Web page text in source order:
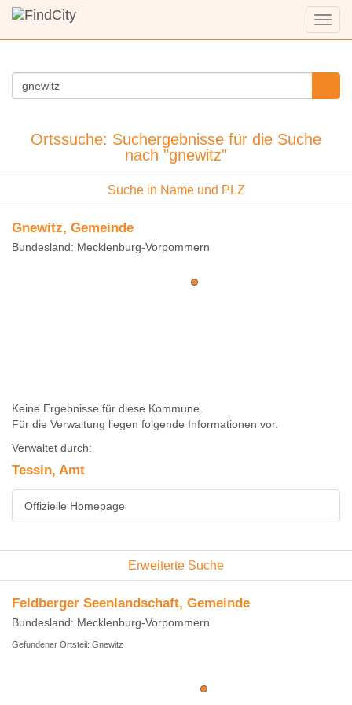
Menü
Ortssuche: Suchergebnisse für die Suche
nach "gnewitz"
Suche in Name und PLZ
Gnewitz, Gemeinde
Bundesland: Mecklenburg-Vorpommern
Keine Ergebnisse für diese Kommune.
Für die Verwaltung liegen folgende Informationen vor.
Verwaltet durch:
Tessin, Amt
Offizielle Homepage
Erweiterte Suche
Feldberger Seenlandschaft, Gemeinde
Bundesland: Mecklenburg-Vorpommern
Gefundener Ortsteil: Gnewitz